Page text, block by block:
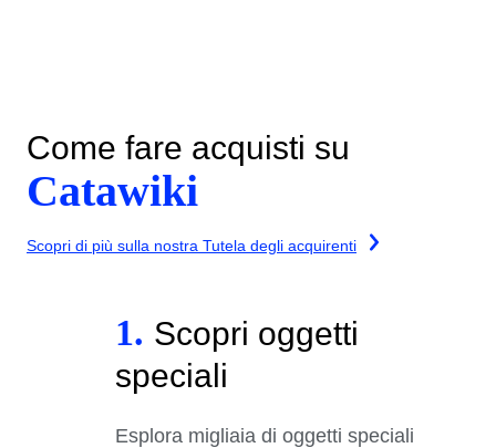
Come fare acquisti su
Catawiki
Scopri di più sulla nostra Tutela degli acquirenti
1. Scopri oggetti
speciali
Esplora migliaia di oggetti speciali